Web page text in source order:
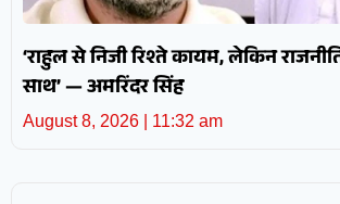
‘राहुल से निजी रिश्ते कायम, लेकिन
साथ’ — अमरिंदर सिंह
August 8, 2026 11:32 am